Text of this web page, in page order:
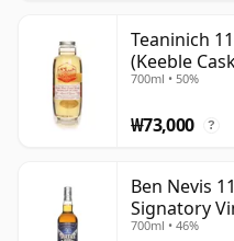
Teaninich
(Keeble
700ml • 50%
₩73,000 ?
Ben Nevis
Signatory
700ml • 46%